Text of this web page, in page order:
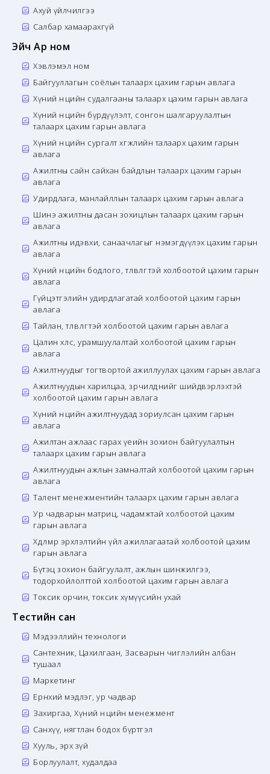
Ахуй үйлчилгээ
Салбар хамаарахгүй
Эйч Ар ном
Хэвлэмэл ном
Байгууллагын соёлын талаарх цахим гарын авлага
Хүний нөөцийн судалгааны талаарх цахим гарын авлага
Хүний нөөцийн бүрдүүлэлт, сонгон шалгаруулалтын
талаарх цахим гарын авлага
Хүний нөөцийн сургалт хөгжлийн талаарх цахим гарын
авлага
Ажилтны сайн сайхан байдлын талаарх цахим гарын
авлага
Удирдлага, манлайллын талаарх цахим гарын авлага
Шинэ ажилтны дасан зохицлын талаарх цахим гарын
авлага
Ажилтны идэвхи, санаачлагыг нэмэгдүүлэх цахим гарын
авлага
Хүний нөөцийн бодлого, төлөвлөгөөтэй холбоотой цахим гарын
авлага
Гүйцэтгэлийн удирдлагатай холбоотой цахим гарын
авлага
Тайлан, төлөвлөгөөтэй холбоотой цахим гарын авлага
Цалин хөлс, урамшуулалтай холбоотой цахим гарын
авлага
Ажилтнуудыг тогтвортой ажиллуулах цахим гарын авлага
Ажилтнуудын харилцаа, зөрчилдөөнийг шийдвэрлэхтэй
холбоотой цахим гарын авлага
Хүний нөөцийн ажилтнуудад зориулсан цахим гарын
авлага
Ажилтан ажлаас гарах үеийн зохион байгуулалтын
талаарх цахим гарын авлага
Ажилтнуудын ажлын замналтай холбоотой цахим гарын
авлага
Талент менежментийн талаарх цахим гарын авлага
Ур чадварын матриц, чадамжтай холбоотой цахим
гарын авлага
Хөдөлмөр эрхлэлтийн үйл ажиллагаатай холбоотой цахим
гарын авлага
Бүтэц зохион байгуулалт, ажлын шинжилгээ,
тодорхойлолттой холбоотой цахим гарын авлага
Токсик орчин, токсик хүмүүсийн ухай
Тестийн сан
Мэдээллийн технологи
Сантехник, Цахилгаан, Засварын чиглэлийн албан
тушаал
Маркетинг
Ерөнхий мэдлэг, ур чадвар
Захиргаа, Хүний нөөцийн менежмент
Санхүү, нягтлан бодох бүртгэл
Хууль, эрх зүй
Борлуулалт, худалдаа